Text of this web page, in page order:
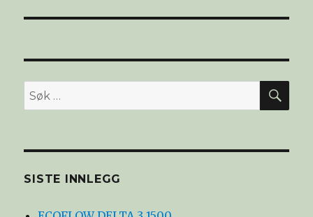
Søk
etter:
SISTE INNLEGG